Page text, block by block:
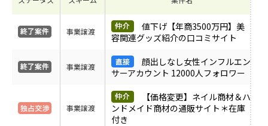
希望価格
事業譲渡
値下げ【年商3500万円】美
容関連グッズ紹介の口コミサイト
事業譲渡
顔出しなし女性インフルエン
サーアカウント 12000人フォロワー
事業譲渡
【価格変更】ネイル商材＆ハ
ンドメイド商材の通販サイト＊在庫
付き